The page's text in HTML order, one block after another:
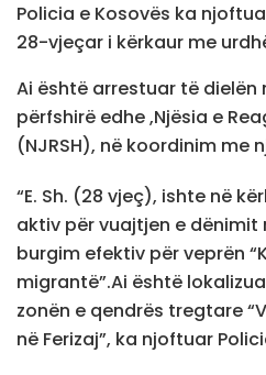
Policia e Kosovës ka
28-vjeçar i kërkaur me
Ai është arrestuar të dielën
përfshirë edhe ,Njësia e
(NJRSH), në koordinim me
“E. Sh. (28 vjeç), ishte në
aktiv për vuajtjen e
burgim efektiv për veprën
migrantë”.Ai është
zonën e qendrës tregtare
në Ferizaj”, ka njoftuar